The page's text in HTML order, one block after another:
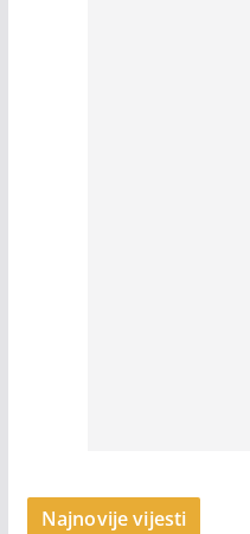
Najnovije vijesti